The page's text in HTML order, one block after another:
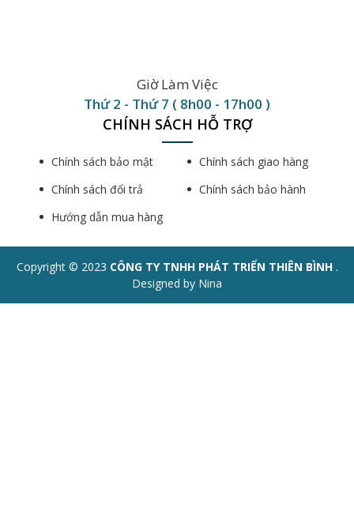
Giờ Làm Việc
Thứ 2 - Thứ 7 ( 8h00 - 17h00 )
CHÍNH SÁCH HỖ TRỢ
Chính sách bảo mật
Chính sách giao hàng
Chính sách đổi trả
Chính sách bảo hành
Hướng dẫn mua hàng
Copyright © 2023 CÔNG TY TNHH PHÁT TRIỂN THIÊN BÌNH .
Designed by Nina